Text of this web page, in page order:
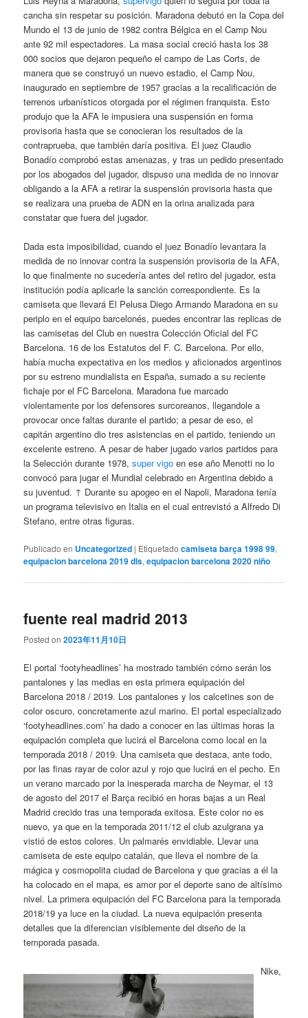
cancha sin respetar su posición. Maradona debutó en la Copa del
Mundo el 13 de junio de 1982 contra Bélgica en el Camp Nou
ante 92 mil espectadores. La masa social creció hasta los 38
000 socios que dejaron pequeño el campo de Las Corts, de
manera que se construyó un nuevo estadio, el Camp Nou,
inaugurado en septiembre de 1957 gracias a la recalificación de
terrenos urbanísticos otorgada por el régimen franquista. Esto
produjo que la AFA le impusiera una suspensión en forma
provisoria hasta que se conocieran los resultados de la
contraprueba, que también daría positiva. El juez Claudio
Bonadío comprobó estas amenazas, y tras un pedido presentado
por los abogados del jugador, dispuso una medida de no innovar
obligando a la AFA a retirar la suspensión provisoria hasta que
se realizara una prueba de ADN en la orina analizada para
constatar que fuera del jugador.
Dada esta imposibilidad, cuando el juez Bonadío levantara la
medida de no innovar contra la suspensión provisoria de la AFA,
lo que finalmente no sucedería antes del retiro del jugador, esta
institución podía aplicarle la sanción correspondiente. Es la
camiseta que llevará El Pelusa Diego Armando Maradona en su
periplo en el equipo barcelonés, puedes encontrar las replicas de
las camisetas del Club en nuestra Colección Oficial del FC
Barcelona. 16 de los Estatutos del F. C. Barcelona. Por ello,
había mucha expectativa en los medios y aficionados argentinos
por su estreno mundialista en España, sumado a su reciente
fichaje por el FC Barcelona. Maradona fue marcado
violentamente por los defensores surcoreanos, llegandole a
provocar once faltas durante el partido; a pesar de eso, el
capitán argentino dio tres asistencias en el partido, teniendo un
excelente estreno. A pesar de haber jugado varios partidos para
la Selección durante 1978,super vigo en ese año Menotti no lo
convocó para jugar el Mundial celebrado en Argentina debido a
su juventud. ↑ Durante su apogeo en el Napoli, Maradona tenía
un programa televisivo en Italia en el cual entrevistó a Alfredo Di
Stefano, entre otras figuras.
Publicado en Uncategorized | Etiquetado camiseta barça 1998 99,
equipacion barcelona 2019 dls,equipacion barcelona 2020 niño
fuente real madrid 2013
Posted on2023年11月10日
El portal ‘footyheadlines’ ha mostrado también cómo serán los
pantalones y las medias en esta primera equipación del
Barcelona 2018 / 2019. Los pantalones y los calcetines son de
color oscuro, concretamente azul marino. El portal especializado
‘footyheadlines.com’ ha dado a conocer en las últimas horas la
equipación completa que lucirá el Barcelona como local en la
temporada 2018 / 2019. Una camiseta que destaca, ante todo,
por las finas rayar de color azul y rojo que lucirá en el pecho. En
un verano marcado por la inesperada marcha de Neymar, el 13
de agosto del 2017 el Barça recibió en horas bajas a un Real
Madrid crecido tras una temporada exitosa. Este color no es
nuevo, ya que en la temporada 2011/12 el club azulgrana ya
vistió de estos colores. Un palmarés envidiable. Llevar una
camiseta de este equipo catalán, que lleva el nombre de la
mágica y cosmopolita ciudad de Barcelona y que gracias a él la
ha colocado en el mapa, es amor por el deporte sano de altísimo
nivel. La primera equipación del FC Barcelona para la temporada
2018/19 ya luce en la ciudad. La nueva equipación presenta
detalles que la diferencian visiblemente del diseño de la
temporada pasada.
Nike,